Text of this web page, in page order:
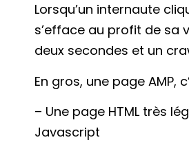
Lorsqu’un internaute
s’efface au profit de sa
deux secondes et un
En gros, une page AMP,
– Une page HTML très
Javascript